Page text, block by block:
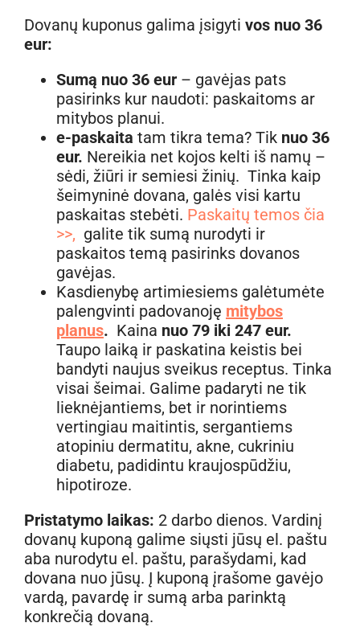
Dovanų kuponus galima įsigyti vos nuo 36
eur:
Sumą nuo 36 eur – gavėjas pats
pasirinks kur naudoti: paskaitoms ar
mitybos planui.
e-paskaita tam tikra tema? Tik nuo 36
eur. Nereikia net kojos kelti iš namų –
sėdi, žiūri ir semiesi žinių. Tinka kaip
šeimyninė dovana, galės visi kartu
paskaitas stebėti. Paskaitų temos čia
>>, galite tik sumą nurodyti ir
paskaitos temą pasirinks dovanos
gavėjas.
Kasdienybę artimiesiems galėtumėte
palengvinti padovanoję mitybos
planus. Kaina nuo 79 iki 247 eur.
Taupo laiką ir paskatina keistis bei
bandyti naujus sveikus receptus. Tinka
visai šeimai. Galime padaryti ne tik
lieknėjantiems, bet ir norintiems
vertingiau maitintis, sergantiems
atopiniu dermatitu, akne, cukriniu
diabetu, padidintu kraujospūdžiu,
hipotiroze.
Pristatymo laikas: 2 darbo dienos. Vardinį
dovanų kuponą galime siųsti jūsų el. paštu
aba nurodytu el. paštu, parašydami, kad
dovana nuo jūsų. Į kuponą įrašome gavėjo
vardą, pavardę ir sumą arba parinktą
konkrečią dovaną.